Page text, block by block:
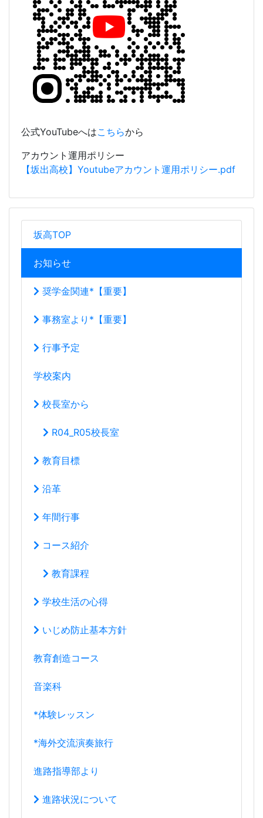
公式YouTubeへはこちらから
アカウント運用ポリシー
【坂出高校】Youtubeアカウント運用ポリシー.pdf
坂高TOP
お知らせ
奨学金関連*【重要】
事務室より*【重要】
行事予定
学校案内
校長室から
R04_R05校長室
教育目標
沿革
年間行事
コース紹介
教育課程
学校生活の心得
いじめ防止基本方針
教育創造コース
音楽科
*体験レッスン
*海外交流演奏旅行
進路指導部より
進路状況について